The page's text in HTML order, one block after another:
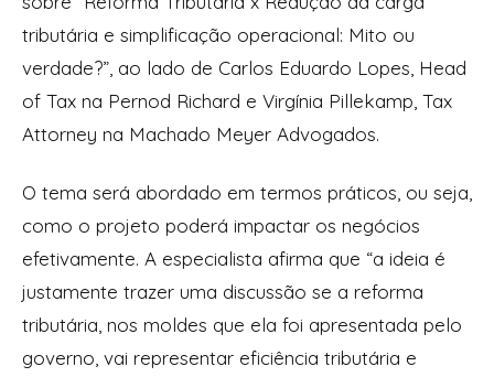
tributária e simplificação operacional: Mito ou
verdade?”, ao lado de Carlos Eduardo Lopes, Head
of Tax na Pernod Richard e Virgínia Pillekamp, Tax
Attorney na Machado Meyer Advogados.
O tema será abordado em termos práticos, ou seja,
como o projeto poderá impactar os negócios
efetivamente. A especialista afirma que “a ideia é
justamente trazer uma discussão se a reforma
tributária, nos moldes que ela foi apresentada pelo
governo, vai representar eficiência tributária e